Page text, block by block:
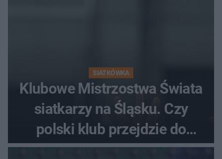
SIATKÓWKA
Klubowe Mistrzostwa Świata
siatkarzy na Śląsku. Czy
polski klub przejdzie do
historii